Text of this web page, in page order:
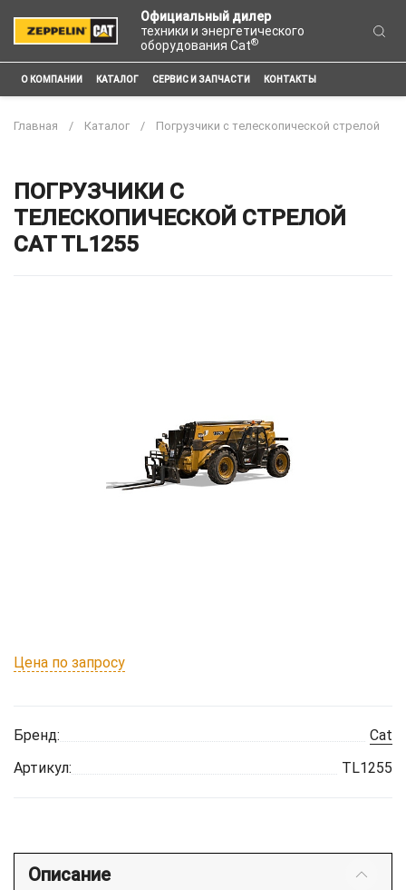
Официальный дилер
техники и энергетического
оборудования Cat®
О КОМПАНИИ КАТАЛОГ СЕРВИС И ЗАПЧАСТИ КОНТАКТЫ
Главная Каталог Погрузчики с телескопической стрелой
ПОГРУЗЧИКИ С
ТЕЛЕСКОПИЧЕСКОЙ СТРЕЛОЙ
CAT TL1255
Цена по запросу
Бренд:
Cat
Артикул:
TL1255
Описание